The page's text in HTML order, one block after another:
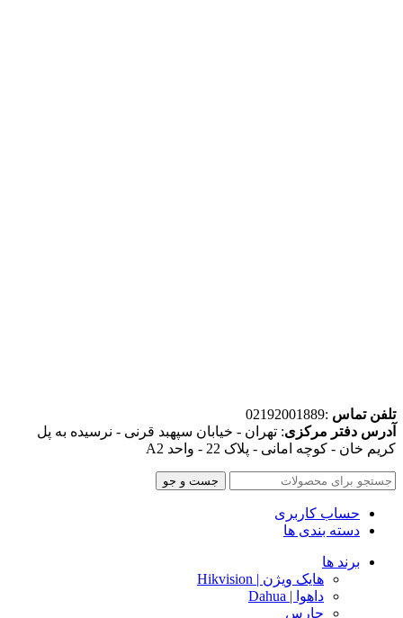
تلفن تماس :02192001889
آدرس دفتر مرکزی: تهران - خیابان سپهبد قرنی - نرسیده به پل
کریم خان - کوچه امانی - پلاک 22 - واحد A2
جست و جو
حساب کاربری
دسته بندی ها
برند ها
هایک ویژن | Hikvision
داهوا | Dahua
حارس